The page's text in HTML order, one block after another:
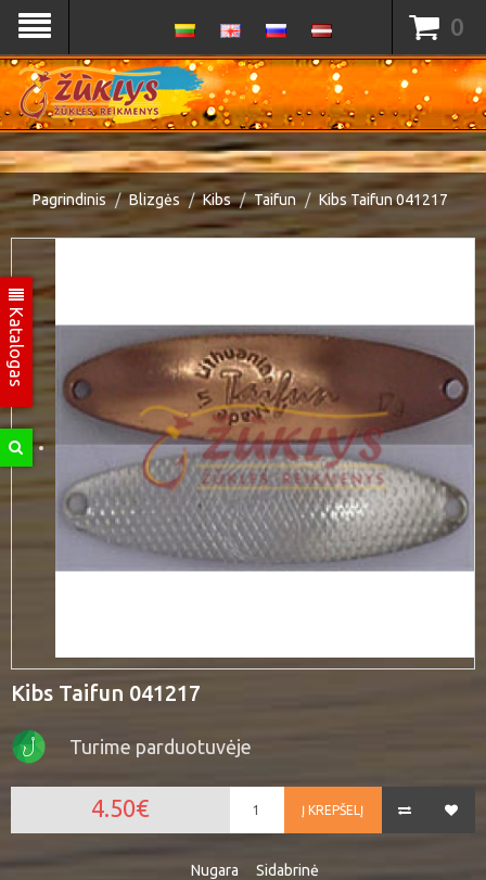
Katalogas
0
Pagrindinis Blizgės Kibs Taifun Kibs Taifun 041217
Kibs Taifun 041217
Turime parduotuvėje
Į KREPŠELĮ
4.50€
Nugara
Sidabrinė